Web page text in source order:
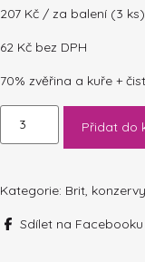
207 Kč / za balení (3 ks)
62 Kč bez DPH
70% zvěřina a kuře +
Dog
&
Venison
Přidat do
Kategorie: Brit,
Sdílet na Facebooku